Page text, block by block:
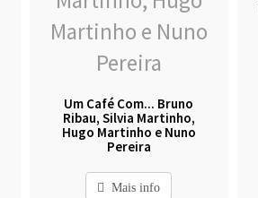
Um Café Com... Bruno
Ribau, Silvia Martinho,
Hugo Martinho e Nuno
Pereira
Mais info